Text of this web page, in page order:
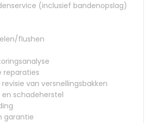
(inclusief bandenopslag)
flushen
reparaties
van versnellingsbakken
schadeherstel
garantie